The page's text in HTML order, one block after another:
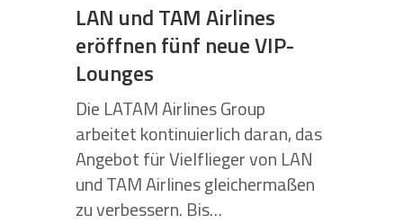
LAN und TAM Airlines
eröffnen fünf neue VIP-
Lounges
Die LATAM Airlines Group
arbeitet kontinuierlich daran, das
Angebot für Vielflieger von LAN
und TAM Airlines gleichermaßen
zu verbessern. Bis…